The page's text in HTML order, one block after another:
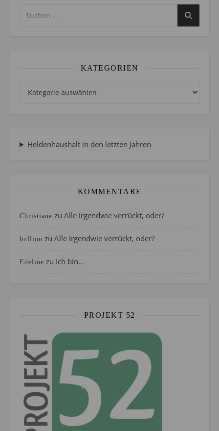
KATEGORIEN
Heldenhaushalt in den letzten Jahren
KOMMENTARE
Christiane zu Alle irgendwie verrückt, oder?
bullion zu Alle irgendwie verrückt, oder?
Edeline zu Ich bin…
PROJEKT 52